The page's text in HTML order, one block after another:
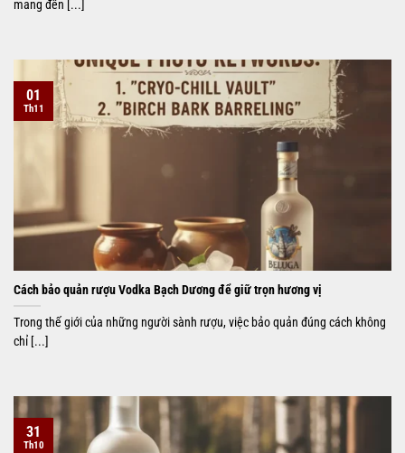
mang đến [...]
Cách bảo quản rượu Vodka Bạch Dương để giữ trọn hương vị
Trong thế giới của những người sành rượu, việc bảo quản đúng cách không
chỉ [...]
01
Th11
31
Th10